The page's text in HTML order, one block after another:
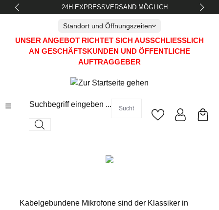
springen 24H EXPRESSVERSAND MÖGLICH
Standort und Öffnungszeiten
UNSER ANGEBOT RICHTET SICH AUSSCHLIESSLICH A
N GESCHÄFTSKUNDEN UND ÖFFENTLICHE A
UFTRAGGEBER
Suchbegriff eingeben ...
Kabelgebundene Mikrofone sind der Klassiker in